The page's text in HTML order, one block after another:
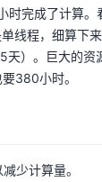
时完成了计算。
线程，细算下
）。巨大的资
380小时。
少计算量。